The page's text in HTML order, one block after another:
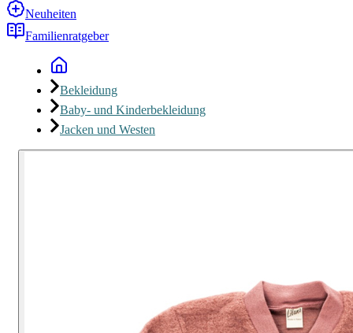
Neuheiten
Familienratgeber
Bekleidung
Baby- und Kinderbekleidung
Jacken und Westen